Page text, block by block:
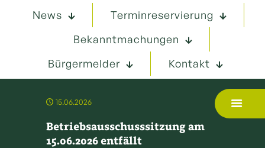
News
Terminreservierung
Bekanntmachungen
Bürgermelder
Kontakt
15.06.2026
Betriebsausschusssitzung am
15.06.2026 entfällt